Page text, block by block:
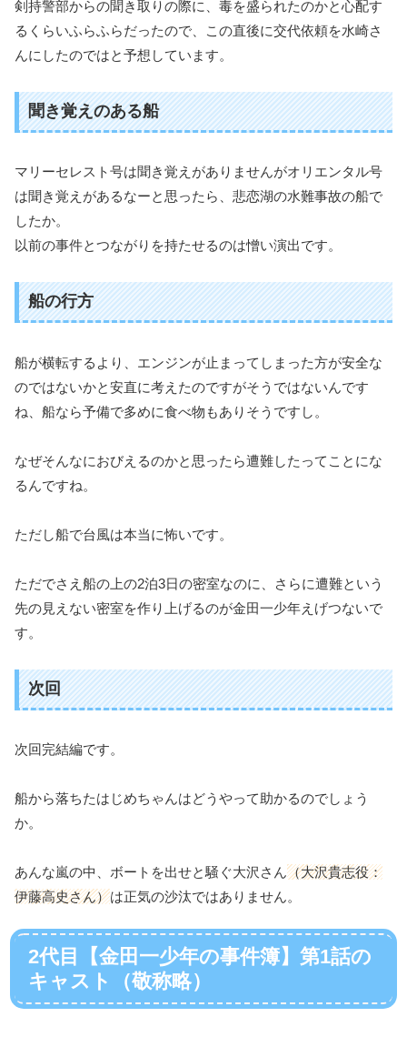
剣持警部からの聞き取りの際に、毒を盛られたのかと心配す
るくらいふらふらだったので、この直後に交代依頼を水崎さ
んにしたのではと予想しています。
聞き覚えのある船
マリーセレスト号は聞き覚えがありませんがオリエンタル号
は聞き覚えがあるなーと思ったら、悲恋湖の水難事故の船で
したか。
以前の事件とつながりを持たせるのは憎い演出です。
船の行方
船が横転するより、エンジンが止まってしまった方が安全な
のではないかと安直に考えたのですがそうではないんです
ね、船なら予備で多めに食べ物もありそうですし。
なぜそんなにおびえるのかと思ったら遭難したってことにな
るんですね。
ただし船で台風は本当に怖いです。
ただでさえ船の上の2泊3日の密室なのに、さらに遭難という
先の見えない密室を作り上げるのが金田一少年えげつないで
す。
次回
次回完結編です。
船から落ちたはじめちゃんはどうやって助かるのでしょう
か。
あんな嵐の中、ボートを出せと騒ぐ大沢さん（大沢貴志役：
伊藤高史さん）は正気の沙汰ではありません。
2代目【金田一少年の事件簿】第1話の
キャスト（敬称略）